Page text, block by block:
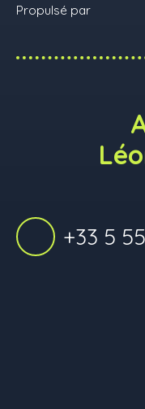
Propulsé par
+33 5